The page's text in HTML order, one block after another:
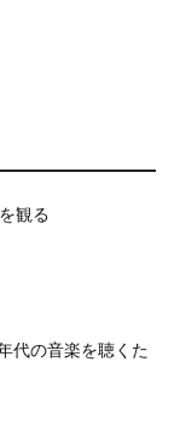
観る
代の音楽を聴くた